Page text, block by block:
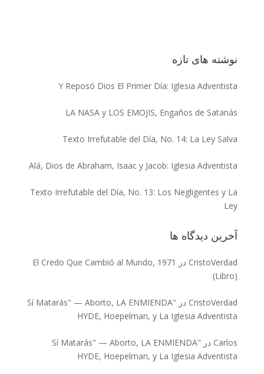
نوشته‌ های تازه
Y Reposó Dios El Primer Día: Iglesia Adventista
LA NASA y LOS EMOJIS, Engaños de Satanás
Texto Irrefutable del Día, No. 14: La Ley Salva
Alá, Dios de Abraham, Isaac y Jacob: Iglesia Adventista
Texto Irrefutable del Día, No. 13: Los Negligentes y La
Ley
آخرین دیدگاه‌ ها
CristoVerdad در El Credo Que Cambió al Mundo, 1971
(Libro)
CristoVerdad در
"Sí Matarás" — Aborto, LA ENMIENDA
HYDE, Hoepelman, y La Iglesia Adventista
Carlos در
"Sí Matarás" — Aborto, LA ENMIENDA
HYDE, Hoepelman, y La Iglesia Adventista